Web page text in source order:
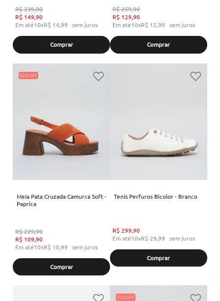
R$239,90
R$ 149,90
Em até10xR$ 14,99 sem juros
Comprar
R$259,90
R$ 129,90
Em até10xR$ 12,99 sem juros
Comprar
52%
Meia Pata Cruzada Camurca Soft -
Paprica
R$229,90
R$ 109,90
Em até10xR$ 10,99 sem juros
Comprar
Tenis Perfuros Bicolor - Branco
R$ 299,90
Em até10xR$ 29,99 sem juros
Comprar
23%